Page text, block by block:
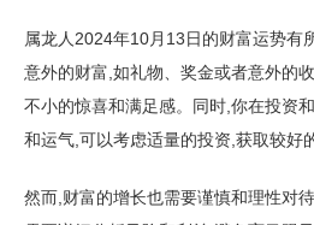
属龙人2024年10月13日的财富运势有
意外的财富,如礼物、奖金或者意外的
不小的惊喜和满足感。同时,你在投资
和运气,可以考虑适量的投资,获取较好
然而,财富的增长也需要谨慎和理性对